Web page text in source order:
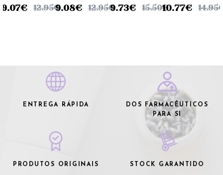
Transpiration
9.07€ 12.95€
On
9.08€ 12.95€ transpirante
9.73€ 15.50€
Deo
10.77€ 14.95
ENTREGA RÁPIDA
DOS FARMACÊUTICOS
PARA SI
PRODUTOS ORIGINAIS STOCK GARANTIDO